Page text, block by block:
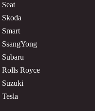
Seat
Skoda
Smart
SsangYong
Subaru
Rolls Royce
Suzuki
Tesla